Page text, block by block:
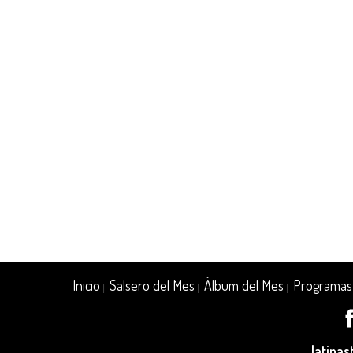
Inicio |Salsero del Mes |Álbum del Mes Programas